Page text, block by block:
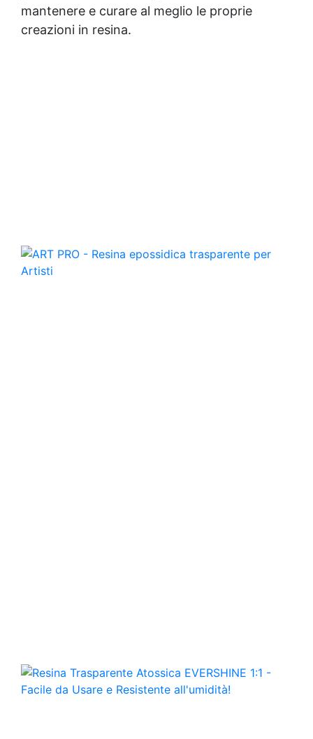
mantenere e curare al meglio le proprie
creazioni in resina.